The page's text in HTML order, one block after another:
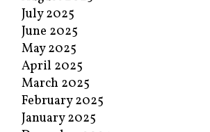
July 2025
June 2025
May 2025
April 2025
March 2025
February 2025
January 2025